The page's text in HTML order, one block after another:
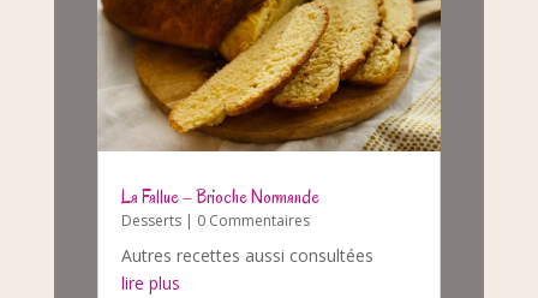
La Fallue – Brioche Normande
Desserts| 0 Commentaires
Autres recettes aussi consultées
lire plus